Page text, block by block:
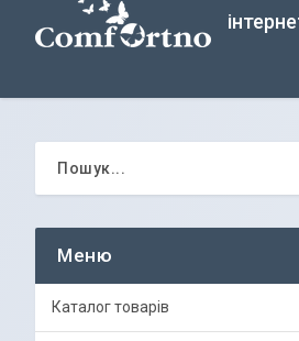
Каталог товарів